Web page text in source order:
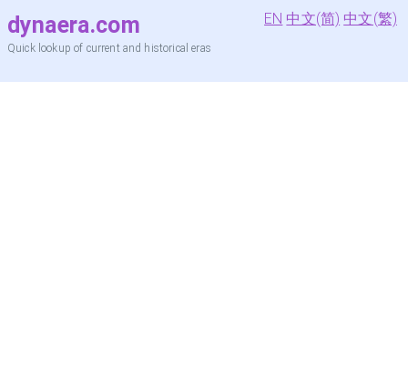
dynaera.com
Quick lookup of current and historical eras
EN 中文(简) 中文(繁)